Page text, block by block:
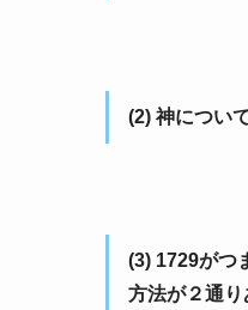
(2) 神につい
(3) 1729がつ
方法が２通り